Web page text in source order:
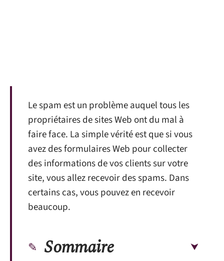
Le spam est un problème auquel tous les
propriétaires de sites Web ont du mal à
faire face. La simple vérité est que si vous
avez des formulaires Web pour collecter
des informations de vos clients sur votre
site, vous allez recevoir des spams. Dans
certains cas, vous pouvez en recevoir
beaucoup.
Sommaire